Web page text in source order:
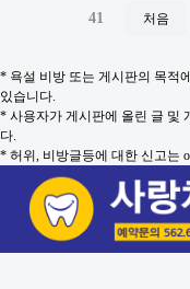
41 처음
* 욕설 비방 또는 게시판의 목적
있습니다.
* 사용자가 게시판에 올린 글 및
다.
* 허위, 비방글등에 대한 신고는